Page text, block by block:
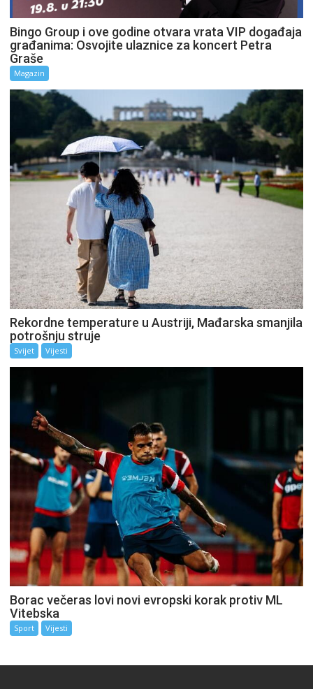
Bingo Group i ove godine otvara vrata VIP događaja
građanima: Osvojite ulaznice za koncert Petra
Graše
Magazin
Rekordne temperature u Austriji, Mađarska smanjila
potrošnju struje
Svijet Vijesti
Borac večeras lovi novi evropski korak protiv ML
Vitebska
Sport Vijesti